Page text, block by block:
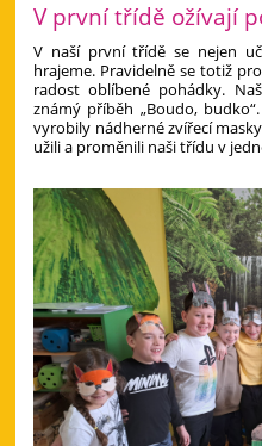
V první třídě ožívají
V naší první třídě se nejen
hrajeme. Pravidelně se totiž
radost oblíbené pohádky.
známý příběh „Boudo,
vyrobily nádherné zvířecí
užili a proměnili naši třídu v